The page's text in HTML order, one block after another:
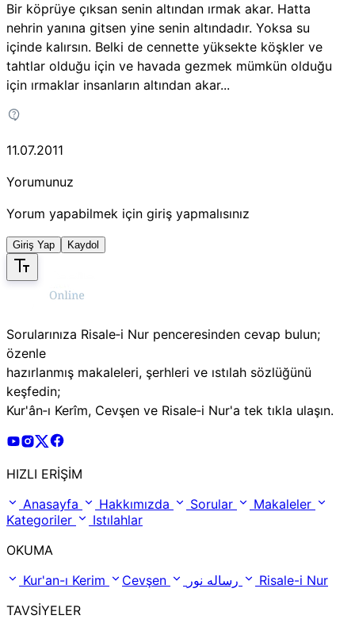
Bir köprüye çıksan senin altından ırmak akar. Hatta
nehrin yanına gitsen yine senin altındadır. Yoksa su
içinde kalırsın. Belki de cennette yüksekte köşkler ve
tahtlar olduğu için ve havada gezmek mümkün olduğu
için ırmaklar insanların altından akar...
11.07.2011
Yorumunuz
Yorum yapabilmek için giriş yapmalısınız
Giriş Yap Kaydol
Sorularınıza Risale‑i Nur penceresinden cevap bulun;
özenle
hazırlanmış makaleleri, şerhleri ve ıstılah sözlüğünü
keşfedin;
Kur'ân‑ı Kerîm, Cevşen ve Risale‑i Nur'a tek tıkla ulaşın.
Risale Online Youtube Hesabı
Risale Online Instagram Hesabı
Risale Online X Hesabı
HIZLI ERİŞİM
Anasayfa
Hakkımızda Sorular
Makaleler
Kategoriler
Istılahlar
OKUMA
Kur'an-ı Kerim
Cevşen
Risale-i Nur
TAVSİYELER